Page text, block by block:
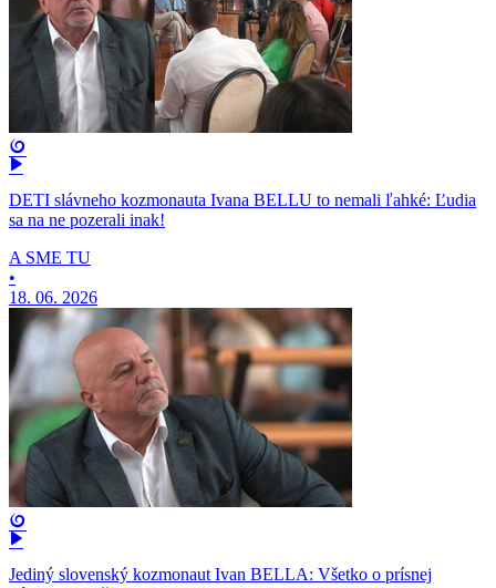
DETI slávneho kozmonauta Ivana BELLU to nemali ľahké: Ľudia
sa na ne pozerali inak!
A SME TU
•
18. 06. 2026
Jediný slovenský kozmonaut Ivan BELLA: Všetko o prísnej